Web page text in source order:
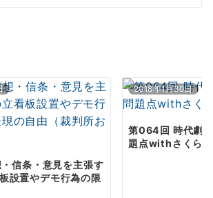
信条・意見を主張す
設置やデモ行為の限
2018年1月30日
第064回 時代劇
題点withさくら